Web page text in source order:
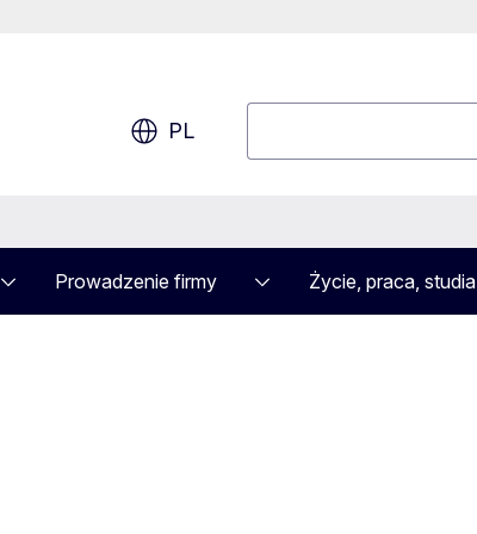
PL
Prowadzenie firmy Życie, praca, studia